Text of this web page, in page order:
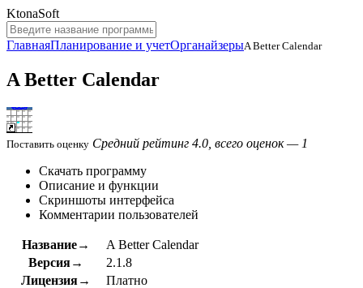
KtonaSoft
ГлавнаяПланирование и учетОрганайзерыA Better Calendar
A Better Calendar
Поставить оценку Средний рейтинг 4.0, всего оценок — 1
Скачать программу
Описание и функции
Скриншоты интерфейса
Комментарии пользователей
Название→
A Better Calendar
Версия→
2.1.8
Лицензия→
Платно